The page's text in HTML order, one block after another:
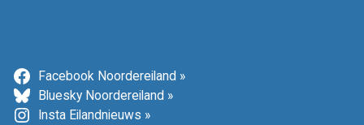
Facebook Noordereiland »
Bluesky Noordereiland »
Insta Eilandnieuws »